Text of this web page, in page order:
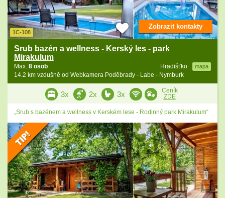
1C-108
Srub bazén a wellness - Kerský les - park
Mirakulum
Hradišťko mapa
Max. 8 osob
14.2 km vzdušně od Webkamera Poděbrady - Labe - Nymburk
Zobrazit kontakty
3x 2x 3x
Ceník
ZDE
„Srub s bazénem a wellness v Kerském lese - Rodinný park Mirakulum“